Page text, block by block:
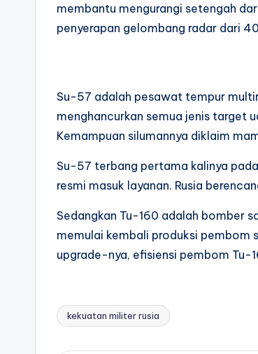
membantu mengurangi setengah
penyerapan gelombang radar dari
Su-57 adalah pesawat tempur
menghancurkan semua jenis target
Kemampuan silumannya diklaim
Su-57 terbang pertama kalinya
resmi masuk layanan. Rusia
Sedangkan Tu-160 adalah bomber
memulai kembali produksi pembom
upgrade-nya, efisiensi pembom Tu-
Tags:
kekuatan militer rusia